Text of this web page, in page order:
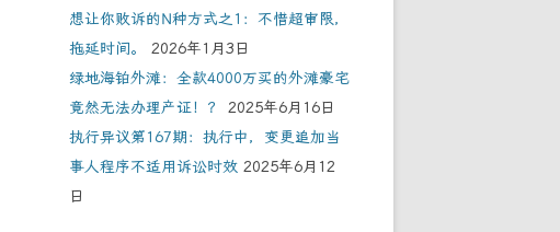
想让你败诉的N种方式之1：不惜超审限，
拖延时间。
2026年1月3日
绿地海铂外滩：全款4000万买的外滩豪宅
竟然无法办理产证！？
2025年6月16日
执行异议第167期：执行中，变更追加当
事人程序不适用诉讼时效 2025年6月12
日